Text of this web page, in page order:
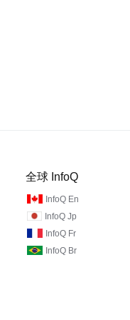
全球 InfoQ
InfoQ En
InfoQ Jp
InfoQ Fr
InfoQ Br